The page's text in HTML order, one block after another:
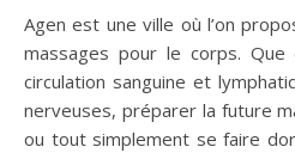
Agen est une ville où l’on
massages pour le corps.
circulation sanguine et
nerveuses, préparer la future
ou tout simplement se faire